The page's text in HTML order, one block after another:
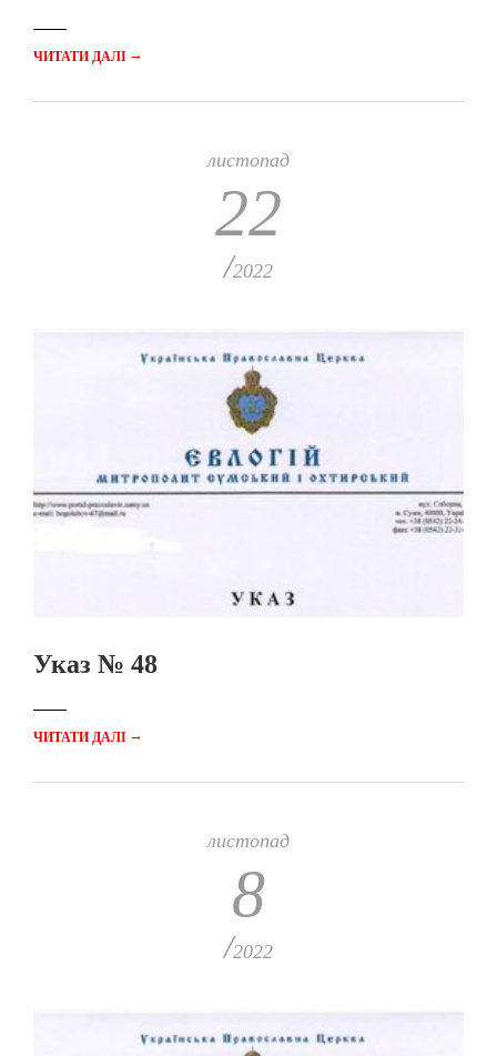
ЧИТАТИ ДАЛІ →
листопад
22
/2022
Указ № 48
ЧИТАТИ ДАЛІ →
листопад
8
/2022